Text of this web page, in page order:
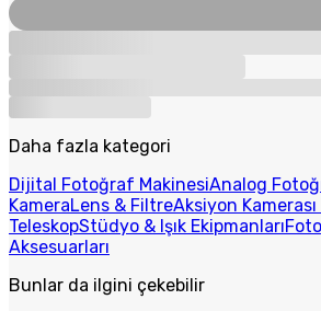
Daha fazla kategori
Dijital Fotoğraf MakinesiAnalog
KameraLens & FiltreAksiyon
TeleskopStüdyo & Işık Ekipmanları
Aksesuarları
Bunlar da ilgini çekebilir